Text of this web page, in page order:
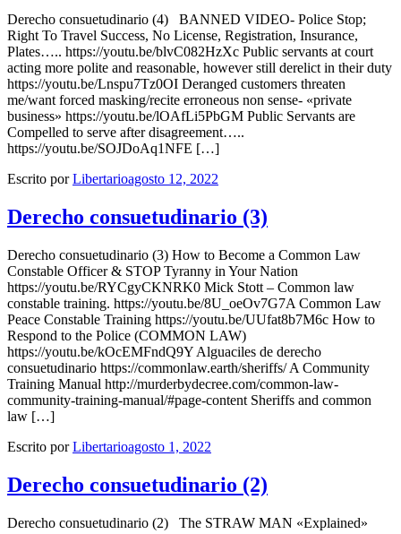
Derecho consuetudinario (4) BANNED VIDEO- Police Stop;
Right To Travel Success, No License, Registration, Insurance,
Plates….. https://youtu.be/blvC082HzXc Public servants at court
acting more polite and reasonable, however still derelict in their duty
https://youtu.be/Lnspu7Tz0OI Deranged customers threaten
me/want forced masking/recite erroneous non sense- «private
business» https://youtu.be/lOAfLi5PbGM Public Servants are
Compelled to serve after disagreement…..
https://youtu.be/SOJDoAq1NFE […]
Escrito porLibertarioagosto 12, 2022
Derecho consuetudinario (3)
Derecho consuetudinario (3) How to Become a Common Law
Constable Officer & STOP Tyranny in Your Nation
https://youtu.be/RYCgyCKNRK0 Mick Stott – Common law
constable training. https://youtu.be/8U_oeOv7G7A Common Law
Peace Constable Training https://youtu.be/UUfat8b7M6c How to
Respond to the Police (COMMON LAW)
https://youtu.be/kOcEMFndQ9Y Alguaciles de derecho
consuetudinario https://commonlaw.earth/sheriffs/ A Community
Training Manual http://murderbydecree.com/common-law-
community-training-manual/#page-content Sheriffs and common
law […]
Escrito porLibertarioagosto 1, 2022
Derecho consuetudinario (2)
Derecho consuetudinario (2) The STRAW MAN «Explained»